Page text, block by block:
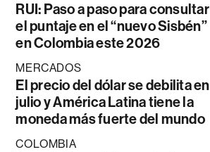
RUI: Paso a paso para consultar
el puntaje en el “nuevo Sisbén”
en Colombia este 2026
MERCADOS
El precio del dólar se debilita en
julio y América Latina tiene la
moneda más fuerte del mundo
COLOMBIA